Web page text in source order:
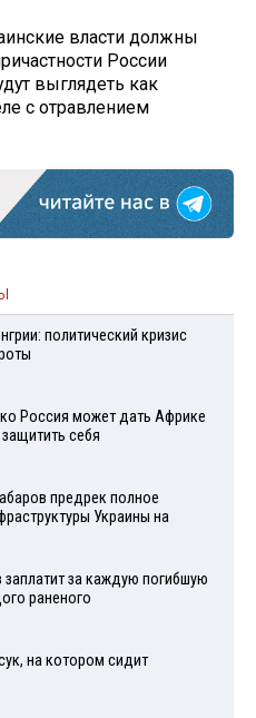
власти должны
России
выглядеть как
с отравлением
политический кризис
Россия может дать Африке
себя
предрек полное
Украины на
заплатит за каждую погибшую
раненого
на котором сидит